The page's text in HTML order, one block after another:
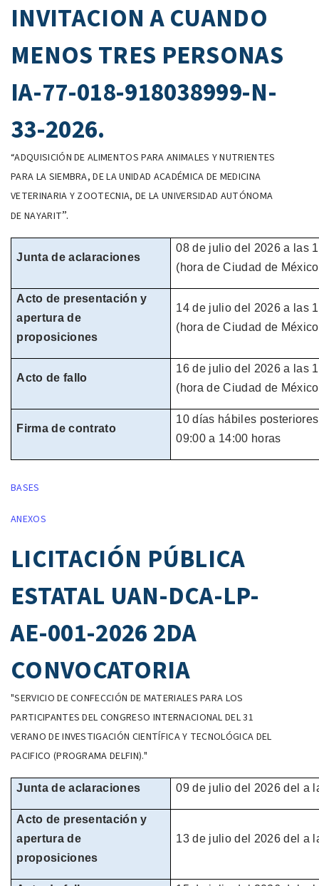
INVITACION A CUANDO
MENOS TRES PERSONAS
IA-77-018-918038999-N-
33-2026.
“ADQUISICIÓN DE ALIMENTOS PARA ANIMALES Y NUTRIENTES
PARA LA SIEMBRA, DE LA UNIDAD ACADÉMICA DE MEDICINA
VETERINARIA Y ZOOTECNIA, DE LA UNIVERSIDAD AUTÓNOMA
DE NAYARIT”.
Junta de aclaraciones
08 de juliodel 2026 a las
(hora deCiudad de
Acto de presentación y
apertura de
proposiciones
14 de juliodel 2026 a las
(hora deCiudad de
Acto de fallo
16 de juliodel 2026 a las
(hora deCiudad de
Firma de contrato
10 días hábiles
09:00 a 14:00 horas
BASES
ANEXOS
LICITACIÓN PÚBLICA
ESTATAL UAN-DCA-LP-
AE-001-2026 2DA
CONVOCATORIA
"SERVICIO DE CONFECCIÓN DE MATERIALES PARA LOS
PARTICIPANTES DEL CONGRESO INTERNACIONAL DEL 31
VERANO DE INVESTIGACIÓN CIENTÍFICA Y TECNOLÓGICA DEL
PACIFICO (PROGRAMA DELFIN)."
Junta de aclaraciones 09 de julio del 2026 del a
Acto de presentación y
apertura de
proposiciones
13 de julio del 2026del a